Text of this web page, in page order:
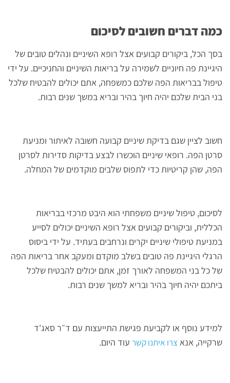
כמה דברים חשובים לסיכום
בסך הכל, ביקורים קבועים אצל רופא השיניים ונהלים טובים של
היגיינת פה חיוניים לשמירה על בריאות השיניים והחניכיים. על ידי
טיפול בבריאות הפה שלכם כמשפחה, אתם יכולים להבטיח שלכל
בני הבית שלכם יהיה חיוך בהיר ובריא במשך שנים רבות.
חשוב לציין שגם בדיקת שיניים קבועה חשובה לאיתור ומניעת
סרטן הפה. רופאי שיניים הוכשרו לבצע בדיקות סדירות לסרטן
הפה, שהן קריטיות כדי לתפוס שלבים מוקדמים של המחלה.
לסיכום, טיפול שיניים משפחתי הוא היבט מרכזי בבריאות
הכללית, וביקורים קבועים אצל רופא השיניים יכולים לסייע
במניעת טיפולי שיניים יקרים ונרחבים בעתיד. על ידי ביסוס
הרגלי היגיינת פה טובים בשלב מוקדם ומעקב אחר בריאות הפה
של כל בני המשפחה לאורך זמן, אתם יכולים להבטיח שלכל
ביתכם יהיה חיוך בהיר ובריא למשך שנים רבות.
למידע נוסף או לקביעת פגישת התייעצות עם ד״ר סאג'ד
שרקייה, אנא צרו איתנו קשר עוד היום.